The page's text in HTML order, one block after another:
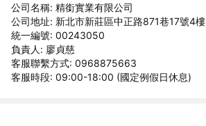
公司名稱: 精銜實業有限公司
公司地址: 新北市新莊區中正路871巷17號4樓
統一編號: 00243050
負責人: 廖貞慈
客服聯繫方式: 0968875663
客服時段: 09:00-18:00 (國定例假日休息)